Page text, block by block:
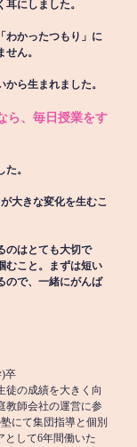
にしました。
わかったつもり」に
ん。
ら生まれました。
ら、毎日授業をす
。
大きな変化を生むこ
のはとても大切で
むこと。まずは短い
ので、一緒にがんば
卒
徒の成績を大きく向
教師会社の運営に参
にて集団指導と個別
として6年間働いた